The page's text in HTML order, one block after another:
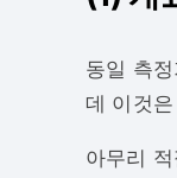
동일 측
데 이것
아무리